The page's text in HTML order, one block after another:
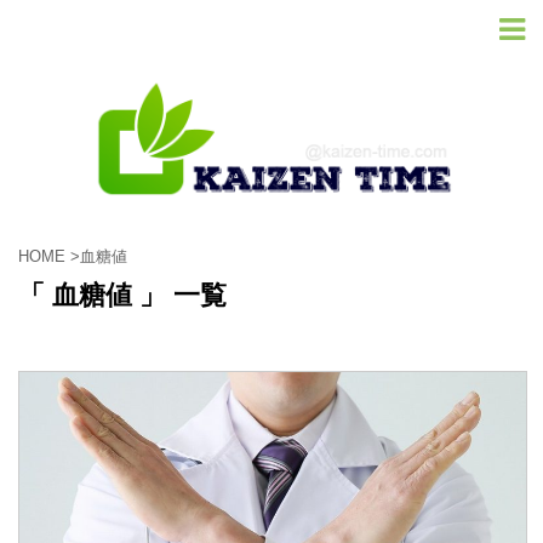
HOME > 血糖値
「 血糖値 」 一覧